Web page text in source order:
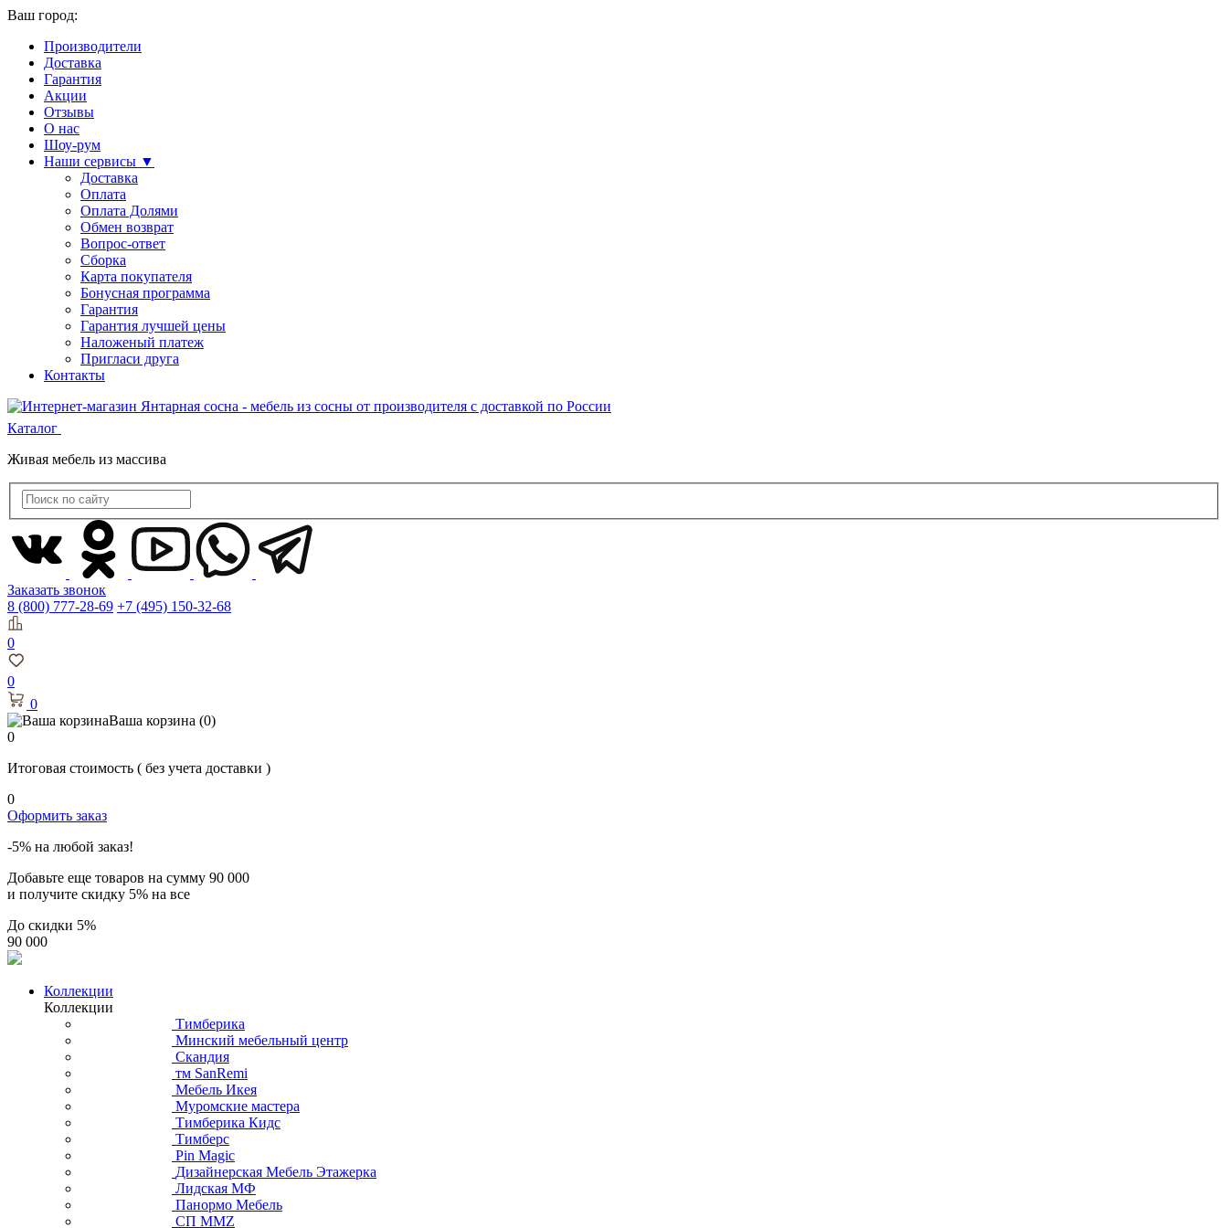
Ваш город:
Производители
Доставка
Гарантия
Акции
Отзывы
О нас
Шоу-рум
Наши сервисы ▼
Доставка
Оплата
Оплата Долями
Обмен возврат
Вопрос-ответ
Сборка
Карта покупателя
Бонусная программа
Гарантия
Гарантия лучшей цены
Наложеный платеж
Пригласи друга
Контакты
Каталог
Живая мебель из массива
Заказать звонок
8 (800) 777-28-69 +7 (495) 150-32-68
0
0
0
Ваша корзина (0)
0
Итоговая стоимость ( без учета доставки )
0
Оформить заказ
-5% на любой заказ!
Добавьте еще товаров на сумму 90 000
и получите скидку 5% на все
До скидки 5%
90 000
Коллекции
Коллекции
Тимберика
Минский мебельный центр
Скандия
тм SanRemi
Мебель Икея
Муромские мастера
Тимберика Кидс
Тимберс
Pin Magic
Дизайнерская Мебель Этажерка
Лидская МФ
Панормо Мебель
СП ММZ